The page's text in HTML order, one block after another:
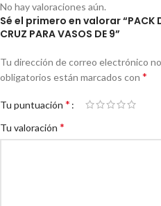
No hay valoraciones aún.
Sé el primero en valorar “PACK
CRUZ PARA VASOS DE 9”
Tu dirección de correo electrónico
obligatorios están marcados con *
Tu puntuación *
Tu valoración *